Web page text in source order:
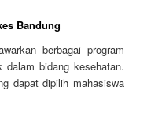
Bandung
berbagai program
bidang kesehatan.
dapat dipilih mahasiswa